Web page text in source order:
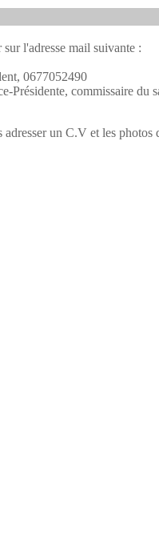
l'adresse mail suivante :
0677052490
Présidente, commissaire du
un C.V et les